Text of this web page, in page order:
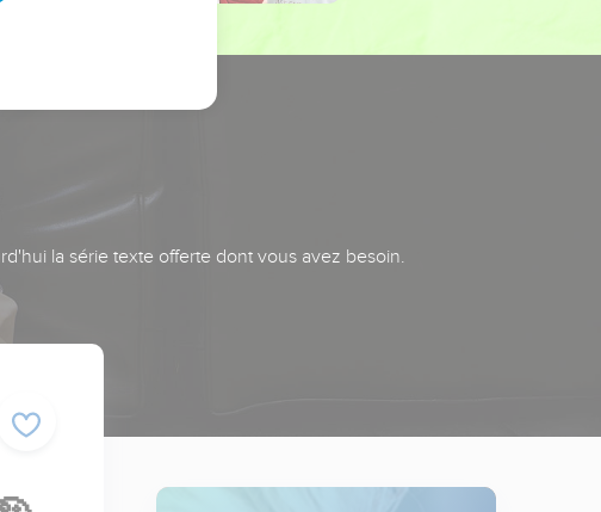
la série texte offerte dont vous avez besoin.